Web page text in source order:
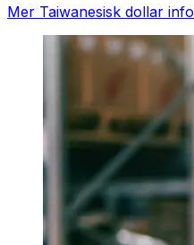
Mer Taiwanesisk dollar info